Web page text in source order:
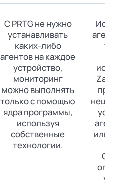
С PRTG не нужно
устанавливать
каких-либо
агентов на каждое
устройство,
мониторинг
можно выполнять
только с помощью
ядра программы,
используя
собственные
технологии.
или